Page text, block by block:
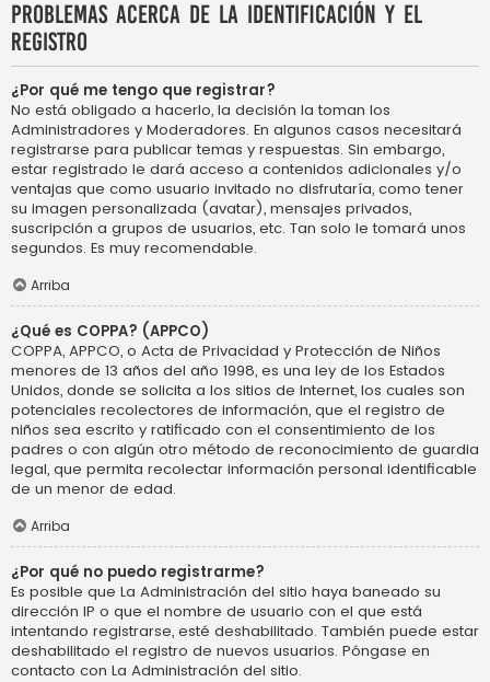
Problemas acerca de la identificación y el
registro
¿Por qué me tengo que registrar?
No está obligado a hacerlo, la decisión la toman los
Administradores y Moderadores. En algunos casos necesitará
registrarse para publicar temas y respuestas. Sin embargo,
estar registrado le dará acceso a contenidos adicionales y/o
ventajas que como usuario invitado no disfrutaría, como tener
su imagen personalizada (avatar), mensajes privados,
suscripción a grupos de usuarios, etc. Tan solo le tomará unos
segundos. Es muy recomendable.
Arriba
¿Qué es COPPA? (APPCO)
COPPA, APPCO, o Acta de Privacidad y Protección de Niños
menores de 13 años del año 1998, es una ley de los Estados
Unidos, donde se solicita a los sitios de Internet, los cuales son
potenciales recolectores de información, que el registro de
niños sea escrito y ratificado con el consentimiento de los
padres o con algún otro método de reconocimiento de guardia
legal, que permita recolectar información personal identificable
de un menor de edad.
Arriba
¿Por qué no puedo registrarme?
Es posible que La Administración del sitio haya baneado su
dirección IP o que el nombre de usuario con el que está
intentando registrarse, esté deshabilitado. También puede estar
deshabilitado el registro de nuevos usuarios. Póngase en
contacto con La Administración del sitio.